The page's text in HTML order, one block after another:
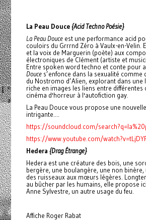
La Peau Douce{Acid Techno Poésie}
La Peau Douce est une performance acid
couloirs du Grrrnd Zéro à Vaulx-en-Velin.
et la voix de Marguerin (poète) aux
électroniques de Clément (artiste et
Entre spoken word techno et conte pour
Douce s’enfonce dans la sexualité comme
du Nostromo d’Alien, explorant dans une
riche en images les liens entre différentes
cinéma d'horreur à l'autofiction gay.
La Peau Douce vous propose une
intrigante....
https://soundcloud.com/
https://www.youtube.com/
Hedera {Drag Étrange}
Hedera est une créature des bois, une
bergère, une boulangère, une non
des ruisseaux aux mœurs légères.
au bûcher par les humains, elle propose
Anne Sylvestre, un autre usage du feu.
Affiche Roger Rabat